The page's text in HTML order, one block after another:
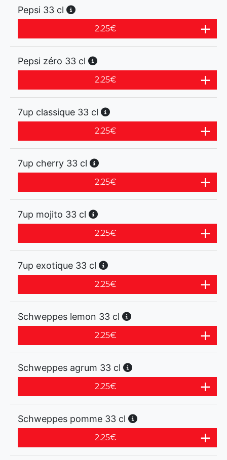
Pepsi 33 cl
2.25€
Pepsi zéro 33 cl
2.25€
7up classique 33 cl
2.25€
7up cherry 33 cl
2.25€
7up mojito 33 cl
2.25€
7up exotique 33 cl
2.25€
Schweppes lemon 33 cl
2.25€
Schweppes agrum 33 cl
2.25€
Schweppes pomme 33 cl
2.25€